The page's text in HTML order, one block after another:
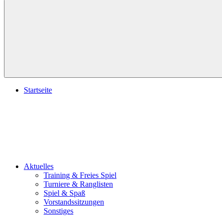
Startseite
Aktuelles
Training & Freies Spiel
Turniere & Ranglisten
Spiel & Spaß
Vorstandssitzungen
Sonstiges